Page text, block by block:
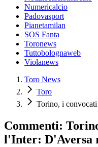
Numericalcio
Padovasport
Pianetamilan
SOS Fanta
Toronews
Tuttobolognaweb
Violanews
Toro News
Toro
Torino, i
Commenti:
l'Inter: D'Aversa